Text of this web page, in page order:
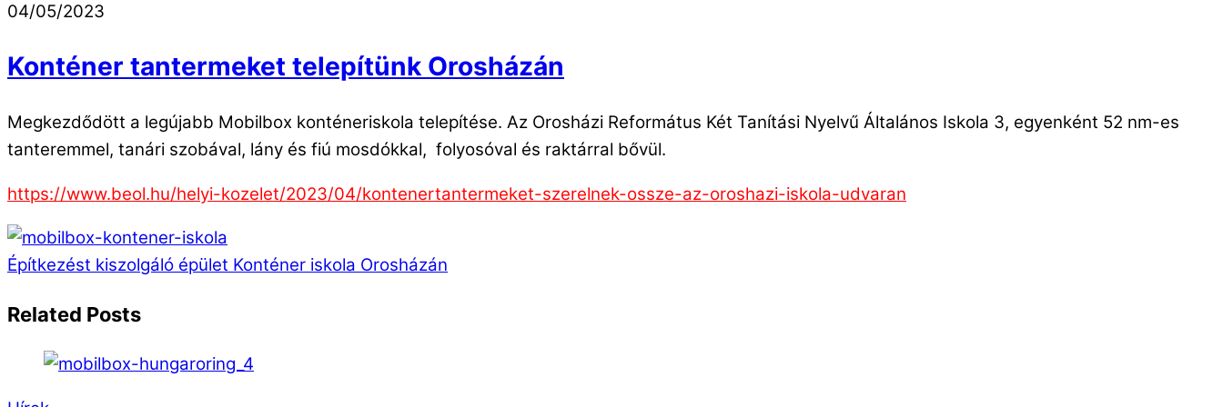
04/05/2023
Konténer tantermeket telepítünk Orosházán
Megkezdődött a legújabb Mobilbox konténeriskola telepítése. Az Orosházi Református Két Tanítási Nyelvű Általános Iskola 3, egyenként 52 nm-es
tanteremmel, tanári szobával, lány és fiú mosdókkal, folyosóval és raktárral bővül.
https://www.beol.hu/helyi-kozelet/2023/04/kontenertantermeket-szerelnek-ossze-az-oroshazi-iskola-udvaran
Építkezést kiszolgáló épület Konténer iskola Orosházán
Related Posts